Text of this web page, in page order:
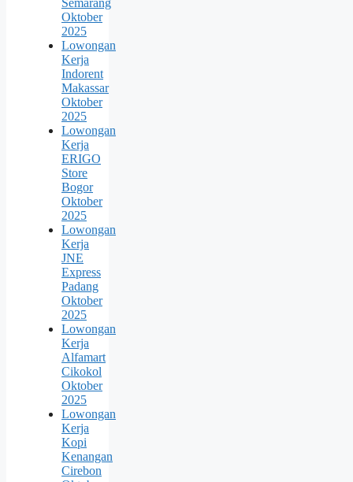
Semarang
Oktober
2025
Lowongan
Kerja
Indorent
Makassar
Oktober
2025
Lowongan
Kerja
ERIGO
Store
Bogor
Oktober
2025
Lowongan
Kerja
JNE
Express
Padang
Oktober
2025
Lowongan
Kerja
Alfamart
Cikokol
Oktober
2025
Lowongan
Kerja
Kopi
Kenangan
Cirebon